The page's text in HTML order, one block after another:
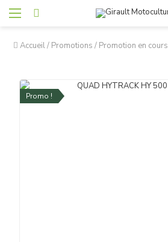
Accueil/ Promotions / Promotion en cours
Promo !